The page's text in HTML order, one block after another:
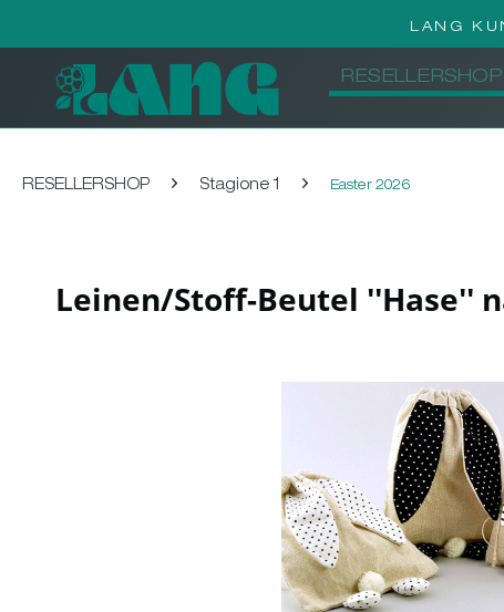
LANG
RESELLERSHOP
RESELLERSHOP Stagione 1 Easter 2026
Leinen/Stoff-Beutel ''Hase''